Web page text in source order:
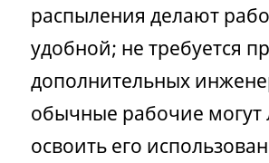
распыления делают
удобной; не требуется
дополнительных
обычные рабочие могут
освоить его